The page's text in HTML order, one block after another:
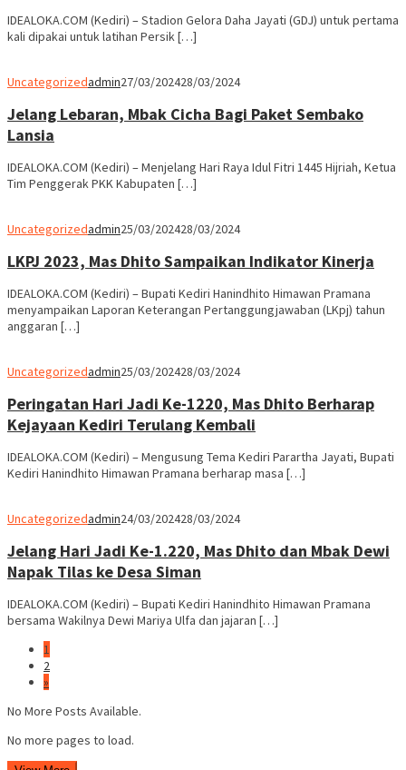
IDEALOKA.COM (Kediri) – Stadion Gelora Daha Jayati (GDJ) untuk pertama
kali dipakai untuk latihan Persik […]
Uncategorizedadmin27/03/202428/03/2024
Jelang Lebaran, Mbak Cicha Bagi Paket Sembako
Lansia
IDEALOKA.COM (Kediri) – Menjelang Hari Raya Idul Fitri 1445 Hijriah, Ketua
Tim Penggerak PKK Kabupaten […]
Uncategorizedadmin25/03/202428/03/2024
LKPJ 2023, Mas Dhito Sampaikan Indikator Kinerja
IDEALOKA.COM (Kediri) – Bupati Kediri Hanindhito Himawan Pramana
menyampaikan Laporan Keterangan Pertanggungjawaban (LKpj) tahun
anggaran […]
Uncategorizedadmin25/03/202428/03/2024
Peringatan Hari Jadi Ke-1220, Mas Dhito Berharap
Kejayaan Kediri Terulang Kembali
IDEALOKA.COM (Kediri) – Mengusung Tema Kediri Parartha Jayati, Bupati
Kediri Hanindhito Himawan Pramana berharap masa […]
Uncategorizedadmin24/03/202428/03/2024
Jelang Hari Jadi Ke-1.220, Mas Dhito dan Mbak Dewi
Napak Tilas ke Desa Siman
IDEALOKA.COM (Kediri) – Bupati Kediri Hanindhito Himawan Pramana
bersama Wakilnya Dewi Mariya Ulfa dan jajaran […]
1
2
»
No More Posts Available.
No more pages to load.